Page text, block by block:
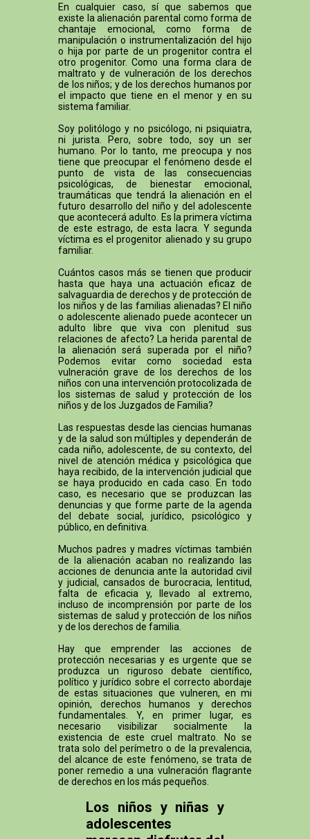
En cualquier caso, sí que sabemos que
existe la alienación parental como forma de
chantaje emocional, como forma de
manipulación o instrumentalización del hijo
o hija por parte de un progenitor contra el
otro progenitor. Como una forma clara de
maltrato y de vulneración de los derechos
de los niños; y de los derechos humanos por
el impacto que tiene en el menor y en su
sistema familiar.
Soy politólogo y no psicólogo, ni psiquiatra,
ni jurista. Pero, sobre todo, soy un ser
humano. Por lo tanto, me preocupa y nos
tiene que preocupar el fenómeno desde el
punto de vista de las consecuencias
psicológicas, de bienestar emocional,
traumáticas que tendrá la alienación en el
futuro desarrollo del niño y del adolescente
que acontecerá adulto. Es la primera víctima
de este estrago, de esta lacra. Y segunda
víctima es el progenitor alienado y su grupo
familiar.
Cuántos casos más se tienen que producir
hasta que haya una actuación eficaz de
salvaguardia de derechos y de protección de
los niños y de las familias alienadas? El niño
o adolescente alienado puede acontecer un
adulto libre que viva con plenitud sus
relaciones de afecto? La herida parental de
la alienación será superada por el niño?
Podemos evitar como sociedad esta
vulneración grave de los derechos de los
niños con una intervención protocolizada de
los sistemas de salud y protección de los
niños y de los Juzgados de Familia?
Las respuestas desde las ciencias humanas
y de la salud son múltiples y dependerán de
cada niño, adolescente, de su contexto, del
nivel de atención médica y psicológica que
haya recibido, de la intervención judicial que
se haya producido en cada caso. En todo
caso, es necesario que se produzcan las
denuncias y que forme parte de la agenda
del debate social, jurídico, psicológico y
público, en definitiva.
Muchos padres y madres víctimas también
de la alienación acaban no realizando las
acciones de denuncia ante la autoridad civil
y judicial, cansados de burocracia, lentitud,
falta de eficacia y, llevado al extremo,
incluso de incomprensión por parte de los
sistemas de salud y protección de los niños
y de los derechos de familia.
Hay que emprender las acciones de
protección necesarias y es urgente que se
produzca un riguroso debate científico,
político y jurídico sobre el correcto abordaje
de estas situaciones que vulneren, en mi
opinión, derechos humanos y derechos
fundamentales. Y, en primer lugar, es
necesario visibilizar socialmente la
existencia de este cruel maltrato. No se
trata solo del perímetro o de la prevalencia,
del alcance de este fenómeno, se trata de
poner remedio a una vulneración flagrante
de derechos en los más pequeños.
Los niños y niñas y
adolescentes